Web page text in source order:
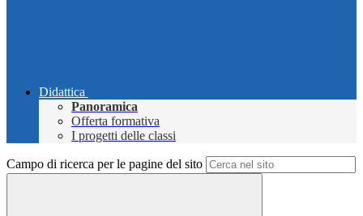
Didattica
Panoramica
Offerta formativa
I progetti delle classi
Campo di ricerca per le pagine del sito